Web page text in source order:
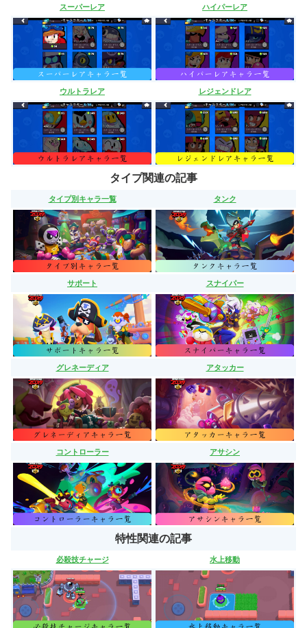
スーパーレア ハイパーレア
ウルトラレア レジェンドレア
タイプ関連の記事
タイプ別キャラ一覧 タンク
サポート スナイパー
グレネーディア アタッカー
コントローラー アサシン
特性関連の記事
必殺技チャージ 水上移動